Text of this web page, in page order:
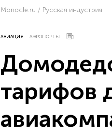
Monocle.ru Русская индустрия
АВИАЦИЯ АЭРОПОРТЫ
тарифов